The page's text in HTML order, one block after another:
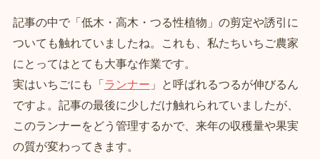
記事の中で「低木・高木・つる性植物」の剪定や誘引に
ついても触れていましたね。これも、私たちいちご農家
にとってはとても大事な作業です。
実はいちごにも「ランナー 」と呼ばれるつるが伸びるん
ですよ。記事の最後に少しだけ触れられていましたが、
このランナーをどう管理するかで、来年の収穫量や果実
の質が変わってきます。